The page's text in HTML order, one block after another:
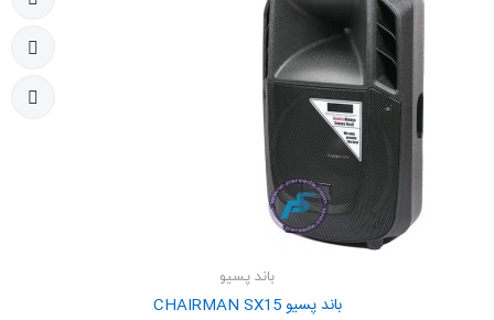
باند پسیو
باند پسیو CHAIRMAN SX15